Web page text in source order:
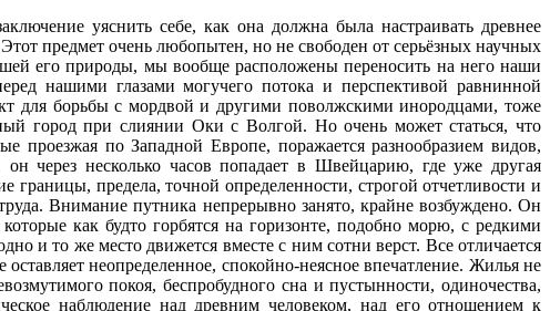
уяснить себе, как она должна была настраивать древнее
предмет очень любопытен, но не свободен от серьёзных научных
его природы, мы вообще расположены переносить на него наши
нашими глазами могучего потока и перспективой равнинной
для борьбы с мордвой и другими поволжскими инородцами, тоже
город при слиянии Оки с Волгой. Но очень может статься, что
проезжая по Западной Европе, поражается разнообразием видов,
через несколько часов попадает в Швейцарию, где уже другая
границы, предела, точной определенности, строгой отчетливости и
Внимание путника непрерывно занято, крайне возбуждено. Он
как будто горбятся на горизонте, подобно морю, с редкими
и то же место движется вместе с ним сотни верст. Все отличается
неопределенное, спокойно-неясное впечатление. Жилья не
покоя, беспробудного сна и пустынности, одиночества,
наблюдение над древним человеком, над его отношением к